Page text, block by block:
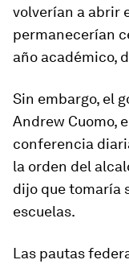
volverían a abrir
permanecerían
año académico,
Sin embargo, el
Andrew Cuomo,
conferencia
la orden del
dijo que tomaría
escuelas.
Las pautas